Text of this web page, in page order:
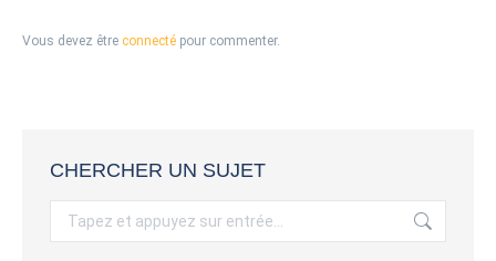
Vous devez être connecté pour commenter.
CHERCHER UN SUJET
Recherche